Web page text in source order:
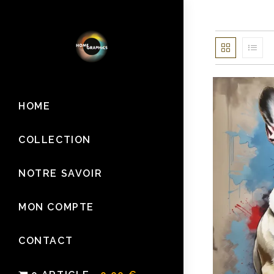
HOME
COLLECTION
NOTRE SAVOIR
MON COMPTE
CONTACT